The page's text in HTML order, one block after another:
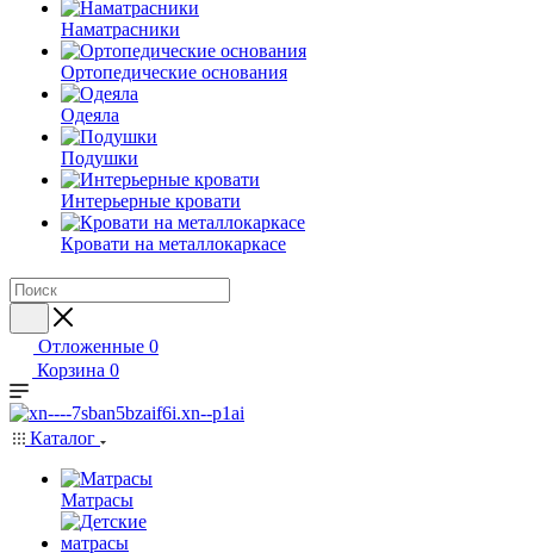
Наматрасники
Ортопедические основания
Одеяла
Подушки
Интерьерные кровати
Кровати на металлокаркасе
Отложенные 0
Корзина 0
Каталог
Матрасы